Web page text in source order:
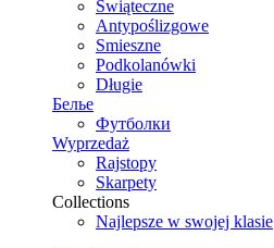
Świąteczne
Antypoślizgowe
Smieszne
Podkolanówki
Długie
Белье
Футболки
Wyprzedaż
Rajstopy
Skarpety
Collections
Najlepsze w swojej klasie